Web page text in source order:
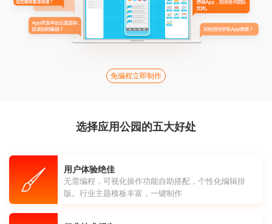
免编程立即制作
选择应用公园的五大好处
用户体验绝佳
无需编程，可视化操作功能自助搭配，个性化编辑排
版。行业主题模板丰富，一键制作